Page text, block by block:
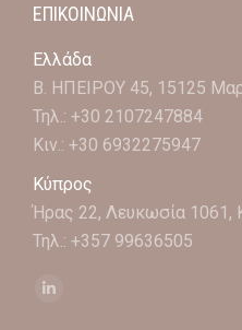
ΕΠΙΚΟΙΝΩΝΙΑ
Ελλάδα
Β. ΗΠΕΙΡΟΥ 45, 15125
Τηλ.: +30 2107247884
Κιν.: +30 6932275947
Κύπρος
Ήρας 22, Λευκωσία 1061,
Τηλ.: +357 99636505
Find us on:
Linkedin